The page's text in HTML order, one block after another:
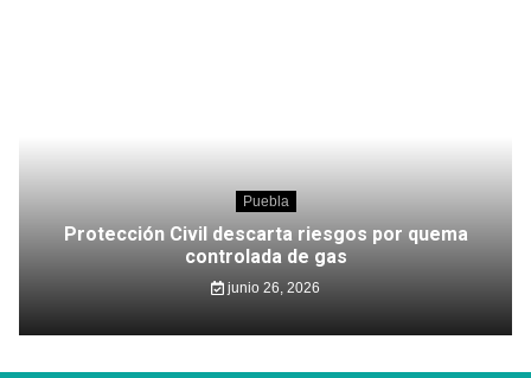
Puebla
Protección Civil descarta riesgos por quema
controlada de gas
junio 26, 2026